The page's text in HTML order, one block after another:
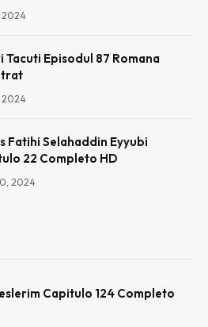
2024
Tacuti Episodul 87 Romana
2024
Fatihi Selahaddin Eyyubi
22 Completo HD
2024
Capitulo 124 Completo